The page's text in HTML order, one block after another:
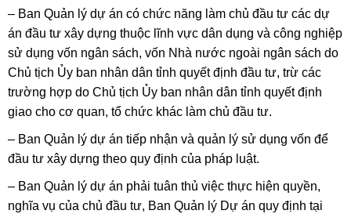
– Ban Quản lý dự án có chức năng làm chủ đầu tư các dự
án đầu tư xây dựng thuộc lĩnh vực dân dụng và công nghiệp
sử dụng vốn ngân sách, vốn Nhà nước ngoài ngân sách do
Chủ tịch Ủy ban nhân dân tỉnh quyết định đầu tư, trừ các
trường hợp do Chủ tịch Ủy ban nhân dân tỉnh quyết định
giao cho cơ quan, tổ chức khác làm chủ đầu tư.
– Ban Quản lý dự án tiếp nhận và quản lý sử dụng vốn để
đầu tư xây dựng theo quy định của pháp luật.
– Ban Quản lý dự án phải tuân thủ việc thực hiện quyền,
nghĩa vụ của chủ đầu tư, Ban Quản lý Dự án quy định tại